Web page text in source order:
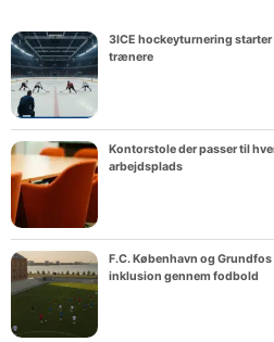
3ICE hockeyturnering starter
trænere
Kontorstole der passer til
arbejdsplads
F.C. København og
inklusion gennem fodbold